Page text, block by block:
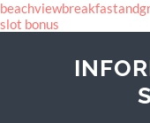
slot bonus